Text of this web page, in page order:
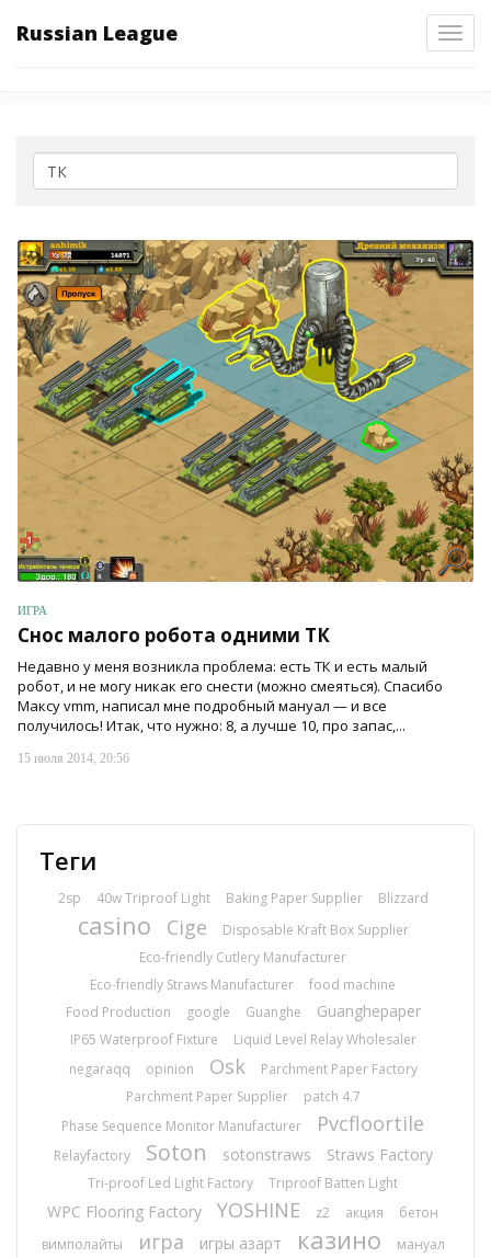
Russian League
ИГРА
Снос малого робота одними ТК
Недавно у меня возникла проблема: есть ТК и есть малый
робот, и не могу никак его снести (можно смеяться). Спасибо
Максу vmm, написал мне подробный мануал — и все
получилось! Итак, что нужно: 8, а лучше 10, про запас,...
15 июля 2014, 20:56
Теги
2sp 40w Triproof Light Baking Paper Supplier Blizzard
casino Cige
Disposable Kraft Box Supplier
Eco-friendly Cutlery Manufacturer
Eco-friendly Straws Manufacturer
food machine
Food Production
google Guanghe Guanghepaper
IP65 Waterproof Fixture
Liquid Level Relay Wholesaler
negaraqq
opinion Osk
Parchment Paper Factory
Parchment Paper Supplier
patch 4.7
Phase Sequence Monitor Manufacturer
Pvcfloortile
Relayfactory Soton sotonstraws Straws Factory
Tri-proof Led Light Factory Triproof Batten Light
WPC Flooring Factory YOSHINE z2 акция
бетон
вимполайты
игра игры азарт казино
мануал